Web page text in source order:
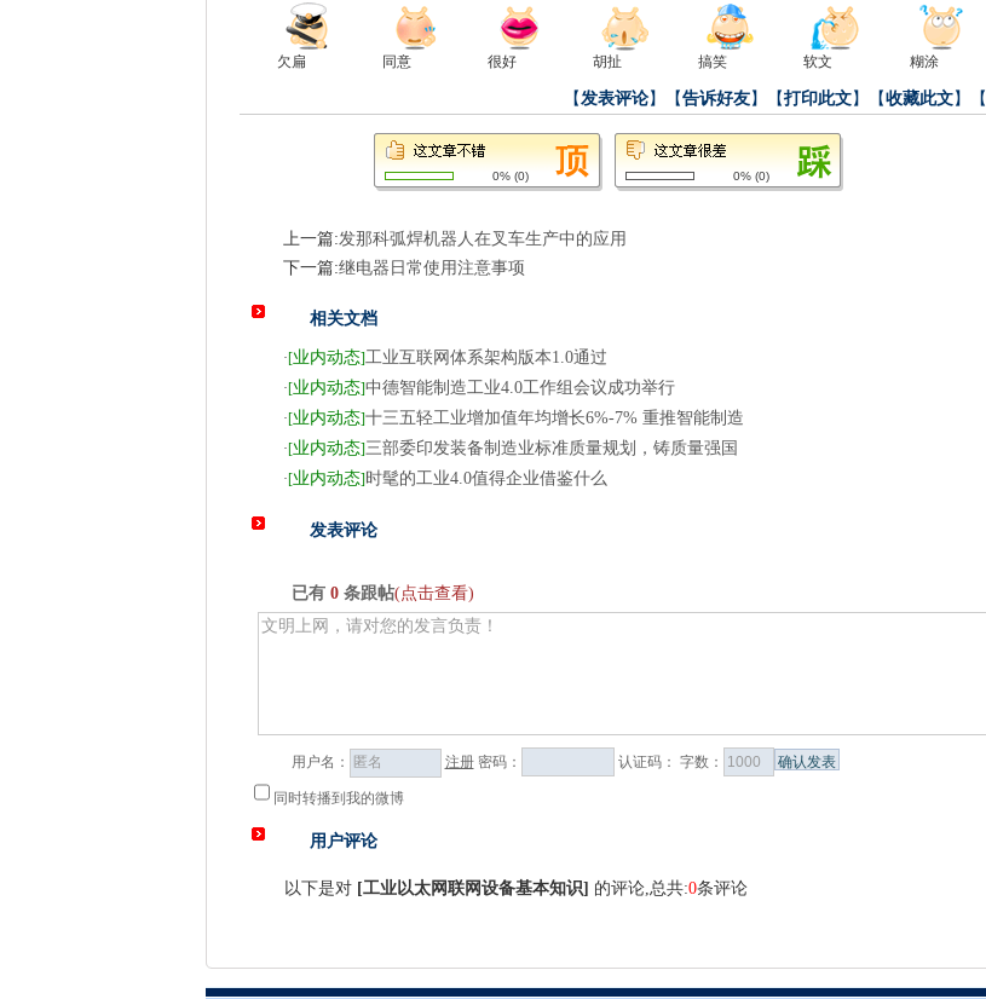
欠扁 同意 很好 胡扯 搞笑 软文 糊涂
【发表评论】【告诉好友】【打印此文】【收藏此文】【
0%(0) 0%(0)
上一篇:发那科弧焊机器人在叉车生产中的应用
下一篇:继电器日常使用注意事项
相关文档
·[业内动态]工业互联网体系架构版本1.0通过
·[业内动态]中德智能制造工业4.0工作组会议成功举行
·[业内动态]十三五轻工业增加值年均增长6%-7% 重推智能制造
·[业内动态]三部委印发装备制造业标准质量规划，铸质量强国
·[业内动态]时髦的工业4.0值得企业借鉴什么
发表评论
已有 0条跟帖(点击查看)
用户名： 注册密码： 认证码： 字数：
同时转播到我的微博
用户评论
以下是对 [工业以太网联网设备基本知识] 的评论,总共:0条评论